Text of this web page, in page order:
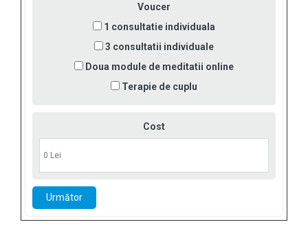
Voucer
1 consultatie individuala
3 consultatii individuale
Doua module de meditatii online
Terapie de cuplu
Cost
Următor